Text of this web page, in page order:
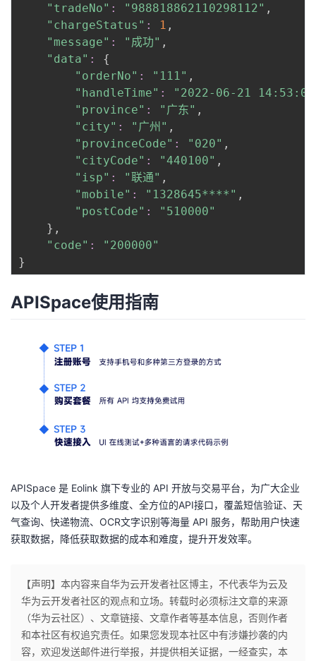
"tradeNo" : "988818862110298112" ,
"chargeStatus" : 1 ,
"message" : "成功" ,
"data" :
{
"orderNo" : "111" ,
"handleTime" :
"2022-06-21
"province" : "广东" ,
"city" : "广州" ,
"provinceCode" : "020" ,
"cityCode" : "440100" ,
"isp" : "联通" ,
"mobile" : "1328645****" ,
"postCode" :
"510000"
} ,
"code" :
"200000"
}
APISpace使用指南
APISpace 是 Eolink 旗下专业的 API 开放与交易平台，为广大企业
以及个人开发者提供多维度、全方位的API接口，覆盖短信验证、天
气查询、快递物流、OCR文字识别等海量 API 服务，帮助用户快速
获取数据，降低获取数据的成本和难度，提升开发效率。
【声明】本内容来自华为云开发者社区博主，不代表华为云及
华为云开发者社区的观点和立场。转载时必须标注文章的来源
（华为云社区）、文章链接、文章作者等基本信息，否则作者
和本社区有权追究责任。如果您发现本社区中有涉嫌抄袭的内
容，欢迎发送邮件进行举报，并提供相关证据，一经查实，本